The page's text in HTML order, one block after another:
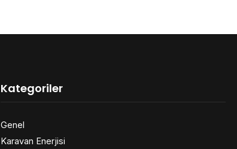
Kategoriler
Genel
Karavan Enerjisi